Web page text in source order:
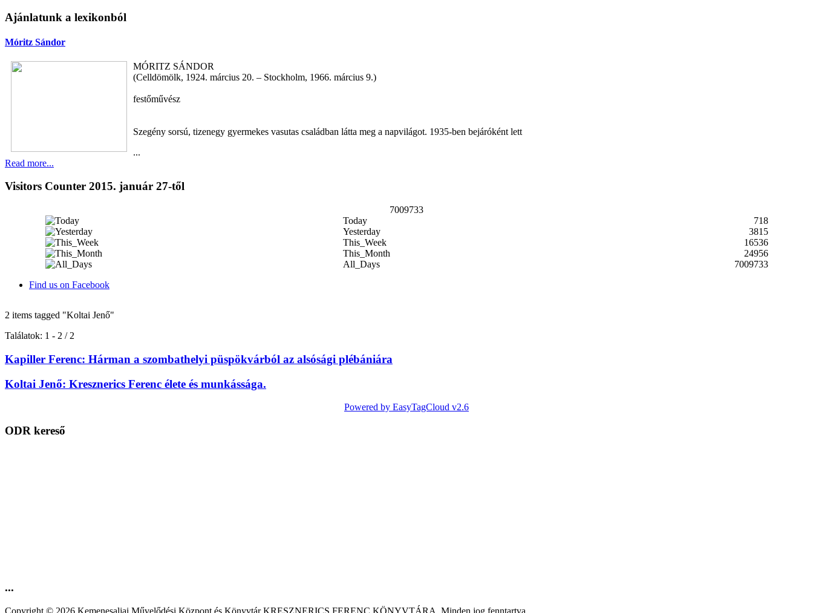
Ajánlatunk a lexikonból
Móritz Sándor
MÓRITZ SÁNDOR
(Celldömölk, 1924. március 20. – Stockholm, 1966. március 9.)
festőművész
Szegény sorsú, tizenegy gyermekes vasutas családban látta meg a napvilágot. 1935-ben bejáróként lett
...
Read more...
Visitors Counter 2015. január 27-től
7009733
Today
718
Yesterday
3815
This_Week
16536
This_Month
24956
All_Days
7009733
Find us on Facebook
2 items tagged "Koltai Jenő"
Találatok: 1 - 2 / 2
Kapiller Ferenc: Hárman a szombathelyi püspökvárból az alsósági plébániára
Koltai Jenő: Kresznerics Ferenc élete és munkássága.
Powered by EasyTagCloud v2.6
ODR kereső
...